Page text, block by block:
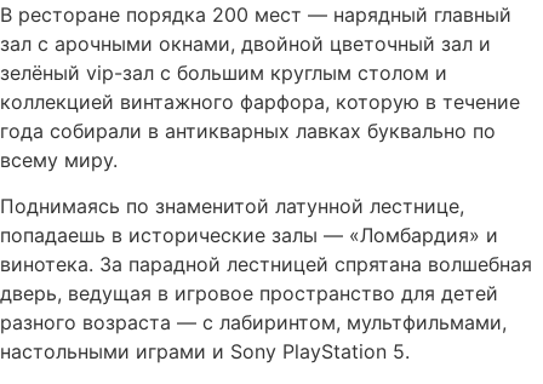
В ресторане порядка 200 мест — нарядный главный
зал с арочными окнами, двойной цветочный зал и
зелёный vip-зал с большим круглым столом и
коллекцией винтажного фарфора, которую в течение
года собирали в антикварных лавках буквально по
всему миру.
Поднимаясь по знаменитой латунной лестнице,
попадаешь в исторические залы — «Ломбардия» и
винотека. За парадной лестницей спрятана волшебная
дверь, ведущая в игровое пространство для детей
разного возраста — с лабиринтом, мультфильмами,
настольными играми и Sony PlayStation 5.